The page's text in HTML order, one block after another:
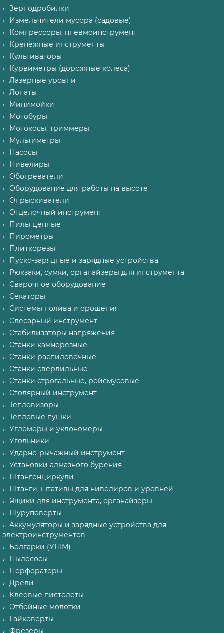
Зернодробилки
Измельчители мусора (садовые)
Компрессоры, пневмоинструмент
Крепёжные инструменты
Культиваторы
Курвиметры (дорожные колеса)
Лазерные уровни
Лопаты
Минимойки
Мотобуры
Мотокосы, триммеры
Мультиметры
Насосы
Нивелиры
Обогреватели
Оборудование для работы на высоте
Опрыскиватели
Отделочный инструмент
Пилы цепные
Пирометры
Плиткорезы
Пуско-зарядные и зарядные устройства
Рюкзаки, сумки, органайзеры для инструмента
Сварочное оборудование
Секаторы
Системы полива и орошения
Слесарный инструмент
Стабилизаторы напряжения
Станки камнерезные
Станки распиловочные
Станки сверлильные
Станки строгальные, рейсмусовые
Столярный инструмент
Тепловизоры
Тепловые пушки
Угломеры и уклономеры
Угольники
Ударно-рычажный инструмент
Установки алмазного бурения
Штангенциркули
Штанги, штативы для нивелиров и уровней
Ящики для инструмента, органайзеры
Шуруповерты
Аккумуляторы и зарядные устройства для
электроинструментов
Болгарки (УШМ)
Пылесосы
Перфораторы
Дрели
Клеевые пистолеты
Отбойные молотки
Гайковерты
Фрезеры